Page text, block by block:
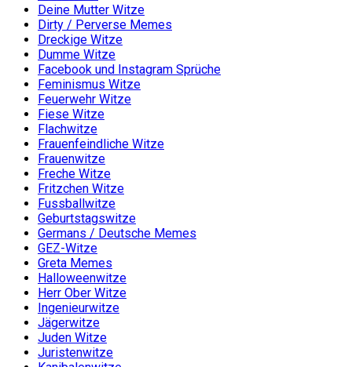
Deine Mutter Witze
Dirty / Perverse Memes
Dreckige Witze
Dumme Witze
Facebook und Instagram Sprüche
Feminismus Witze
Feuerwehr Witze
Fiese Witze
Flachwitze
Frauenfeindliche Witze
Frauenwitze
Freche Witze
Fritzchen Witze
Fussballwitze
Geburtstagswitze
Germans / Deutsche Memes
GEZ-Witze
Greta Memes
Halloweenwitze
Herr Ober Witze
Ingenieurwitze
Jägerwitze
Juden Witze
Juristenwitze